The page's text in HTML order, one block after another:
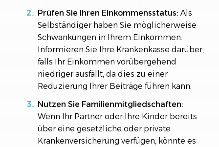
Prüfen Sie Ihren Einkommensstatus: Als
Selbständiger haben Sie möglicherweise
Schwankungen in Ihrem Einkommen.
Informieren Sie Ihre Krankenkasse darüber,
falls Ihr Einkommen vorübergehend
niedriger ausfällt, da dies zu einer
Reduzierung Ihrer Beiträge führen kann.
Nutzen Sie Familienmitgliedschaften:
Wenn Ihr Partner oder Ihre Kinder bereits
über eine gesetzliche oder private
Krankenversicherung verfügen, könnte es